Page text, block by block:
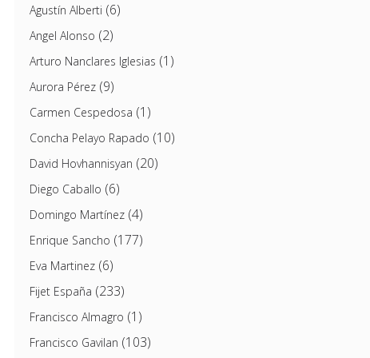
Agustín Alberti (6)
Angel Alonso (2)
Arturo Nanclares Iglesias (1)
Aurora Pérez(9)
Carmen Cespedosa (1)
Concha Pelayo Rapado (10)
David Hovhannisyan (20)
Diego Caballo (6)
Domingo Martínez(4)
Enrique Sancho (177)
Eva Martinez(6)
Fijet España (233)
Francisco Almagro (1)
Francisco Gavilan (103)